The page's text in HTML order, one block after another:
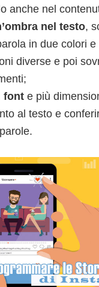
anche nel
nel testo,
in due colori e
diverse e poi
font e più
al testo e